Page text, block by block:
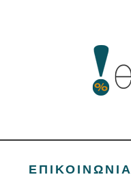
ΕΠΙΚΟΙΝΩΝΊΑ